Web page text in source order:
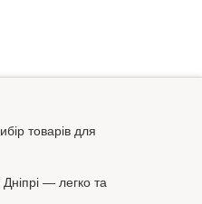
товарів для
— легко та